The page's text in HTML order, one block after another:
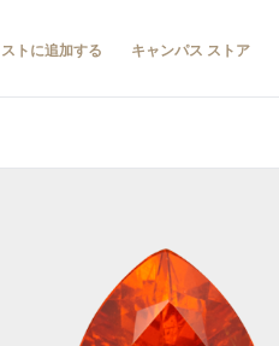
トに追加する キャンパス ストア